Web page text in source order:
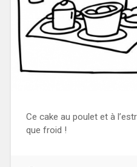
Ce cake au poulet et à
que froid !